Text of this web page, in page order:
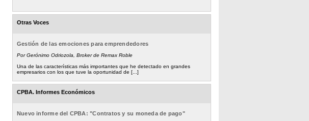
Otras Voces
Gestión de las emociones para emprendedores
Por Gerónimo Odriozola, Broker de Remax Roble
Una de las características más importantes que he detectado en grandes
empresarios con los que tuve la oportunidad de [...]
CPBA. Informes Económicos
Nuevo informe del CPBA: "Contratos y su moneda de pago"